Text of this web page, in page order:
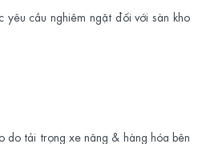
yêu cầu nghiêm ngặt đối với sàn kho
do tải trọng xe nâng & hàng hóa bên